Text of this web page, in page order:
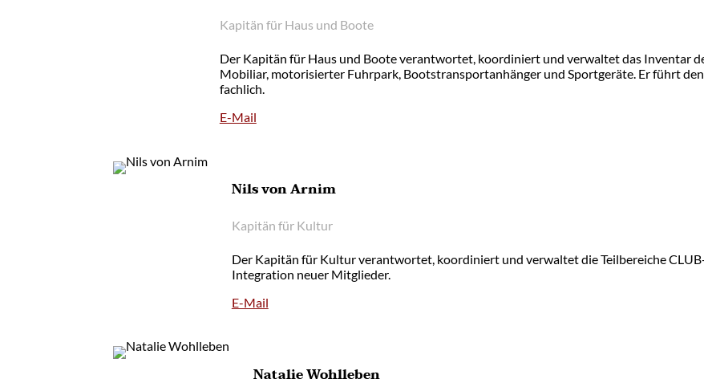
Kapitän für Haus und Boote
Der Kapitän für Haus und Boote verantwortet, koordiniert und verwaltet das Inventar
Mobiliar, motorisierter Fuhrpark, Bootstransportanhänger und Sportgeräte. Er führt
fachlich.
E-Mail
Nils von Arnim
Kapitän für Kultur
Der Kapitän für Kultur verantwortet, koordiniert und verwaltet die Teilbereiche
Integration neuer Mitglieder.
E-Mail
Natalie Wohlleben